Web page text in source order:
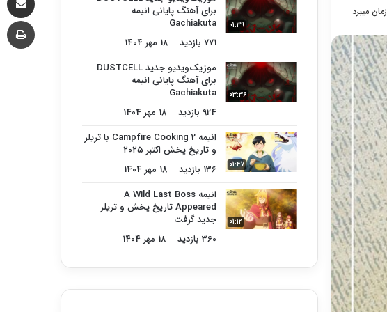
01:39
برای آهنگ پایانی انیمه
Gachiakuta
771 بازدید
18 مهر 1404
03:36
موزیک‌ویدیو جدید DUSTCELL
برای آهنگ پایانی انیمه
Gachiakuta
924 بازدید
18 مهر 1404
01:47
انیمه Campfire Cooking 2 با تریلر
و تاریخ پخش اکتبر ۲۰۲۵
136 بازدید
18 مهر 1404
01:12
انیمه A Wild Last Boss
Appeared تاریخ پخش و تریلر
جدید گرفت
360 بازدید
18 مهر 1404